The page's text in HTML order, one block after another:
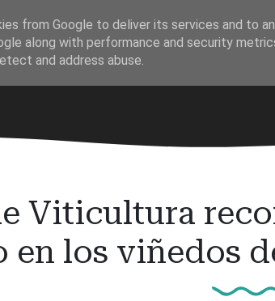
Viticultura
en los viñedos
from Google to deliver its services and to
along with performance and security
and address abuse.